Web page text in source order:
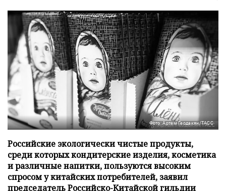
Фото: Артем Геодакян/ТАСС
Российские экологически чистые продукты,
среди которых кондитерские изделия, косметика
и различные напитки, пользуются высоким
спросом у китайских потребителей, заявил
председатель Российско-Китайской гильдии